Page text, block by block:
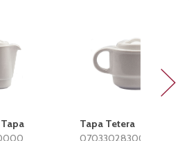
Tapa Tetera
0703302830000